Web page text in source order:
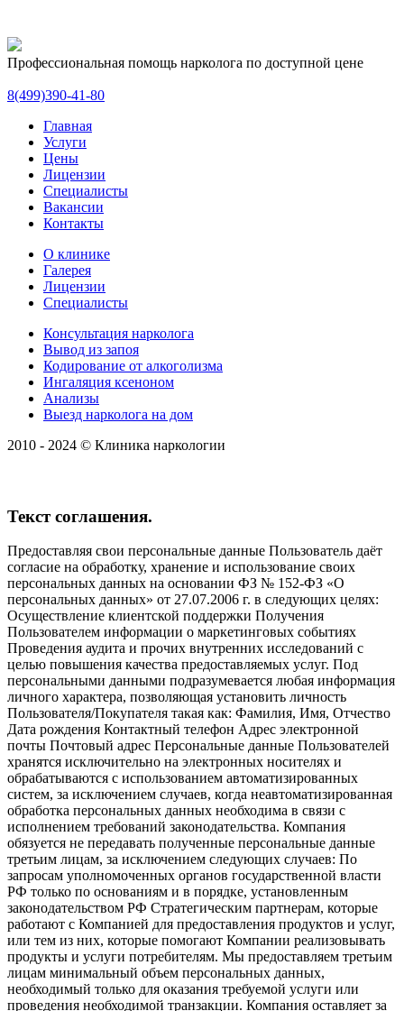
Профессиональная помощь нарколога по доступной цене
8(499)390-41-80
Главная
Услуги
Цены
Лицензии
Специалисты
Вакансии
Контакты
О клинике
Галерея
Лицензии
Специалисты
Консультация нарколога
Вывод из запоя
Кодирование от алкоголизма
Ингаляция ксеноном
Анализы
Выезд нарколога на дом
2010 - 2024 © Клиника наркологии
Текст соглашения.
Предоставляя свои персональные данные Пользователь даёт
согласие на обработку, хранение и использование своих
персональных данных на основании ФЗ № 152-ФЗ «О
персональных данных» от 27.07.2006 г. в следующих целях:
Осуществление клиентской поддержки Получения
Пользователем информации о маркетинговых событиях
Проведения аудита и прочих внутренних исследований с
целью повышения качества предоставляемых услуг. Под
персональными данными подразумевается любая информация
личного характера, позволяющая установить личность
Пользователя/Покупателя такая как: Фамилия, Имя, Отчество
Дата рождения Контактный телефон Адрес электронной
почты Почтовый адрес Персональные данные Пользователей
хранятся исключительно на электронных носителях и
обрабатываются с использованием автоматизированных
систем, за исключением случаев, когда неавтоматизированная
обработка персональных данных необходима в связи с
исполнением требований законодательства. Компания
обязуется не передавать полученные персональные данные
третьим лицам, за исключением следующих случаев: По
запросам уполномоченных органов государственной власти
РФ только по основаниям и в порядке, установленным
законодательством РФ Стратегическим партнерам, которые
работают с Компанией для предоставления продуктов и услуг,
или тем из них, которые помогают Компании реализовывать
продукты и услуги потребителям. Мы предоставляем третьим
лицам минимальный объем персональных данных,
необходимый только для оказания требуемой услуги или
проведения необходимой транзакции. Компания оставляет за